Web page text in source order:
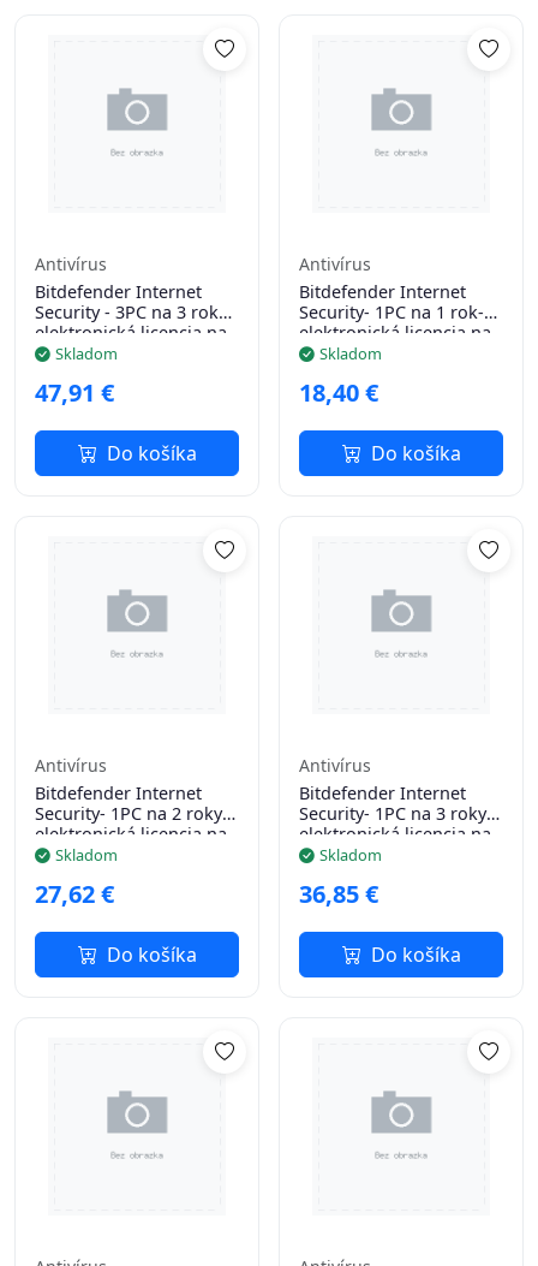
Antivírus
Bitdefender Internet
Security - 3PC na 3 roky -
elektronická licencia na
e-mail
Skladom
47,91 €
Do košíka
Antivírus
Bitdefender Internet
Security- 1PC na 1 rok-
elektronická licencia na
e-mail
Skladom
18,40 €
Do košíka
Antivírus
Bitdefender Internet
Security- 1PC na 2 roky-
elektronická licencia na
e-mail
Skladom
27,62 €
Do košíka
Antivírus
Bitdefender Internet
Security- 1PC na 3 roky-
elektronická licencia na
e-mail
Skladom
36,85 €
Do košíka